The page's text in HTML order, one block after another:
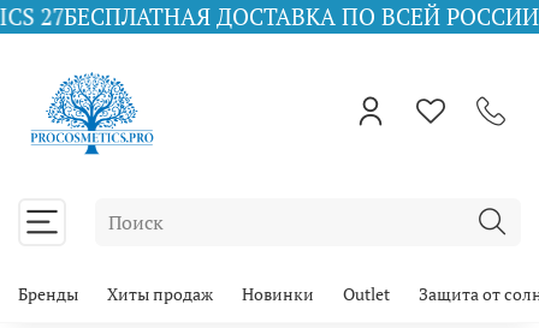
ДОСТАВКА ПО ВСЕЙ РОССИИ ПРИ
Бренды Хиты продаж Новинки Outlet Защита от